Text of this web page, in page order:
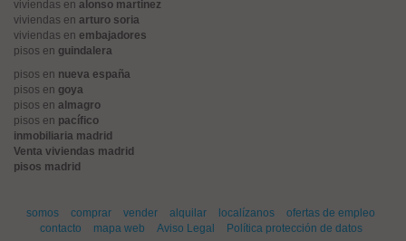
viviendas en alonso martinez
viviendas en arturo soria
viviendas en embajadores
pisos en guindalera
pisos en nueva españa
pisos en goya
pisos en almagro
pisos en pacífico
inmobiliaria madrid
Venta viviendas madrid
pisos madrid
somos comprar vender alquilar localízanos
ofertas de empleo
contacto
mapa web Aviso Legal Política protección de datos